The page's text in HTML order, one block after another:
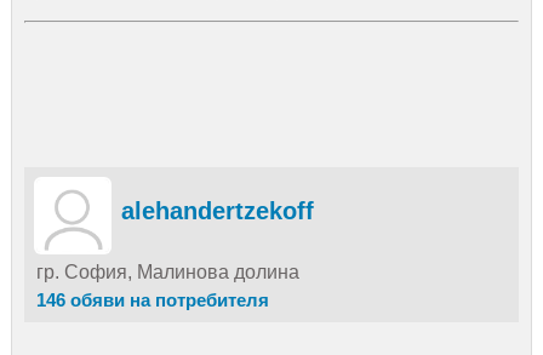
alehandertzekoff
гр. София, Малинова долина
146 обяви на потребителя